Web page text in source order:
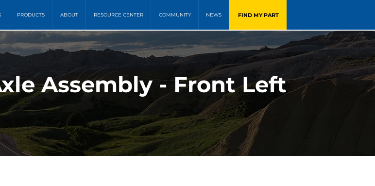
PRODUCTS ABOUT RESOURCE CENTER COMMUNITY NEWS FIND MY PART
Assembly - Front Left